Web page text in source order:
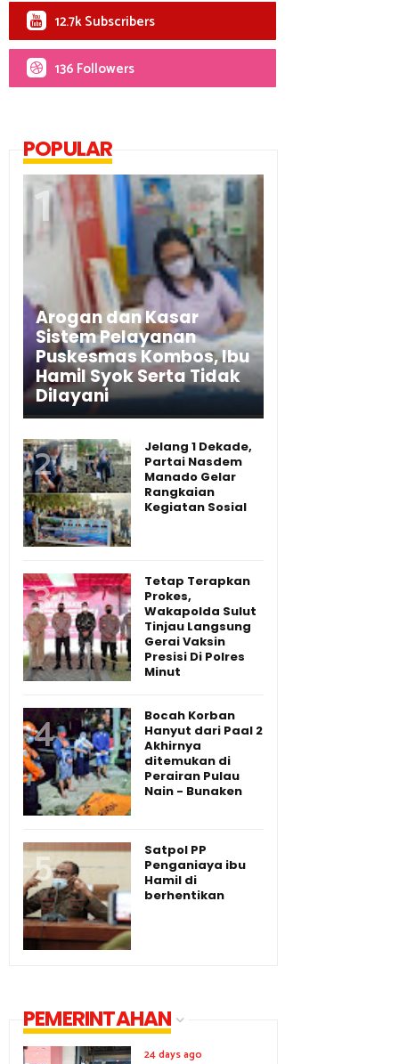
12.7k Subscribers
136 Followers
POPULAR
Arogan dan Kasar
Sistem Pelayanan
Puskesmas Kombos, Ibu
Hamil Syok Serta Tidak
Dilayani
Jelang 1 Dekade,
Partai Nasdem
Manado Gelar
Rangkaian
Kegiatan Sosial
Tetap Terapkan
Prokes,
Wakapolda Sulut
Tinjau Langsung
Gerai Vaksin
Presisi Di Polres
Minut
Bocah Korban
Hanyut dari Paal 2
Akhirnya
ditemukan di
Perairan Pulau
Nain - Bunaken
Satpol PP
Penganiaya ibu
Hamil di
berhentikan
PEMERINTAHAN
24 days ago